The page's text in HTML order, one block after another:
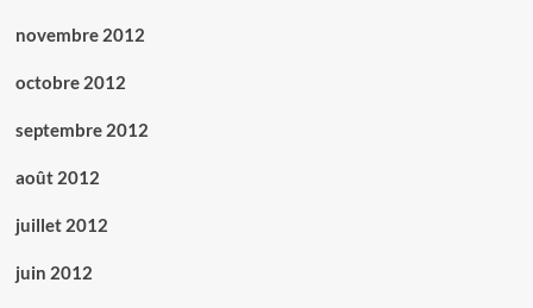
novembre 2012
octobre 2012
septembre 2012
août 2012
juillet 2012
juin 2012